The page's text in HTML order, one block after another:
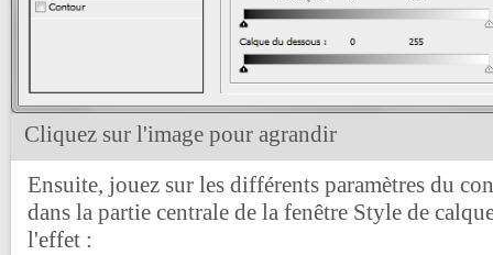
Cliquez sur l'image pour agrandir
Ensuite, jouez sur les différents paramètres du
dans la partie centrale de la fenêtre Style de
l'effet :